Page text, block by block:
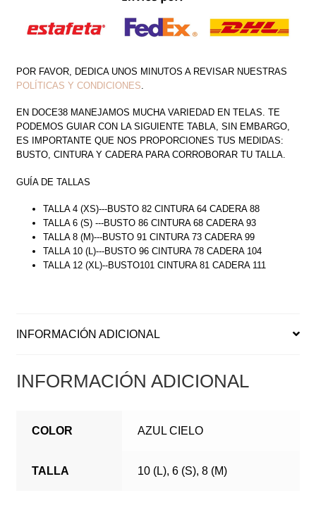
POR FAVOR, DEDICA UNOS MINUTOS A REVISAR NUESTRAS
POLÍTICAS Y CONDICIONES.
EN DOCE38 MANEJAMOS MUCHA VARIEDAD EN TELAS. TE
PODEMOS GUIAR CON LA SIGUIENTE TABLA, SIN EMBARGO,
ES IMPORTANTE QUE NOS PROPORCIONES TUS MEDIDAS:
BUSTO, CINTURA Y CADERA PARA CORROBORAR TU TALLA.
GUÍA DE TALLAS
TALLA 4 (XS)---BUSTO 82 CINTURA 64 CADERA 88
TALLA 6 (S) ---BUSTO 86 CINTURA 68 CADERA 93
TALLA 8 (M)---BUSTO 91 CINTURA 73 CADERA 99
TALLA 10 (L)---BUSTO 96 CINTURA 78 CADERA 104
TALLA 12 (XL)--BUSTO101 CINTURA 81 CADERA 111
INFORMACIÓN ADICIONAL
INFORMACIÓN ADICIONAL
COLOR AZUL CIELO
TALLA 10 (L), 6 (S), 8 (M)